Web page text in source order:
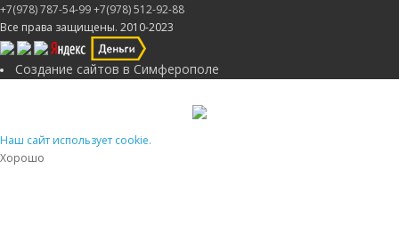
+7(978) 787-54-99+7(978) 512-92-88
Все права защищены. 2010-2023
Создание сайтов в Симферополе
Наш сайт использует cookie.
Хорошо